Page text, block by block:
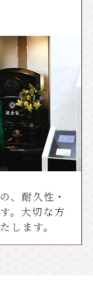
、耐久性・
。大切な方
します。